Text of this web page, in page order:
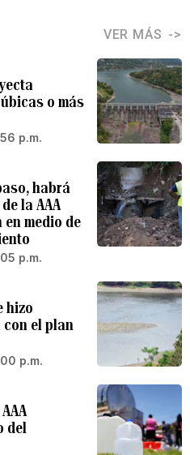
VER MÁS
o más
p.m.
habrá
la AAA
medio de
p.m.
hizo
con el plan
p.m.
del